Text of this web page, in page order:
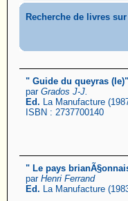
Recherche de livres
" Guide du queyras (le)"
par Grados J-J.
Ed. La Manufacture
ISBN : 2737700140
" Le pays
par Henri Ferrand
Ed. La Manufacture